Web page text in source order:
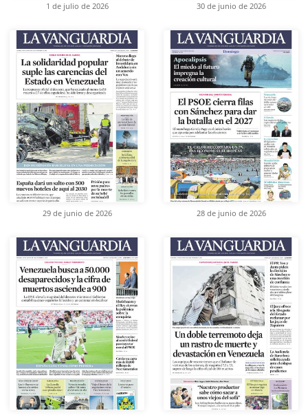
1 de julio de 2026 30 de junio de 2026
29 de junio de 2026 28 de junio de 2026